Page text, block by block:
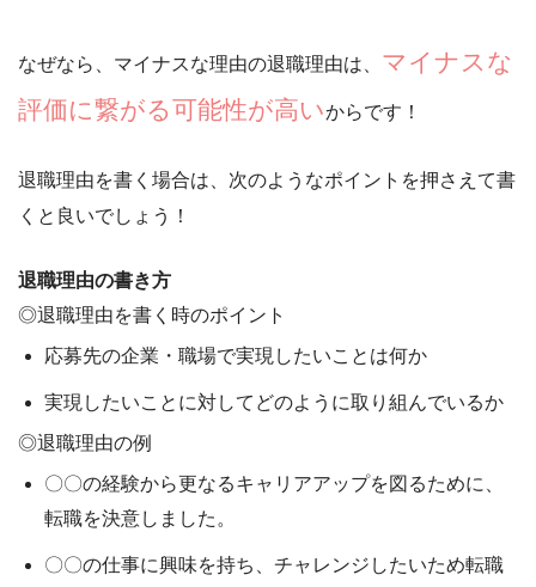
なぜなら、マイナスな理由の退職理由は、 マイナスな
評価に繋がる可能性が高いからです！
退職理由を書く場合は、次のようなポイントを押さえて書
くと良いでしょう！
退職理由の書き方
◎退職理由を書く時のポイント
応募先の企業・職場で実現したいことは何か
実現したいことに対してどのように取り組んでいるか
◎退職理由の例
〇〇の経験から更なるキャリアアップを図るために、
転職を決意しました。
〇〇の仕事に興味を持ち、チャレンジしたいため転職